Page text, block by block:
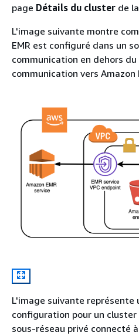
page Détails du cluster de
L'image suivante montre
EMR est configuré dans un
communication en dehors
communication vers Amazon
L'image suivante représente
configuration pour un cluster
sous-réseau privé connecté